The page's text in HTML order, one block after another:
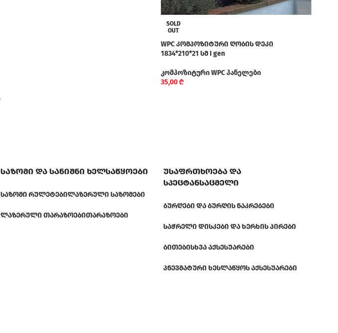
SOLD
OUT
WPC კომპოზიტური ღობის დეკი
1834*210*21 სმ I gen
კომპოზიტური WPC პანელები
35,00₾
საზომი და სანიშნი ხელსაწყოები
ᲡᲐᲖᲝᲛᲘ ᲠᲣᲚᲔᲢᲔᲑᲘᲚᲐᲖᲔᲠᲣᲚᲘ ᲡᲐᲖᲝᲛᲔᲑᲘ
ᲚᲐᲖᲔᲠᲣᲚᲘ ᲗᲐᲠᲐᲖᲝᲔᲑᲘᲗᲐᲠᲐᲖᲝᲔᲑᲘ
უსაფრთხოება და
სპეცტანსაცმელი
ᲑᲣᲠᲦᲔᲑᲘ ᲓᲐ ᲑᲣᲠᲦᲘᲡ ᲜᲐᲙᲠᲔᲑᲔᲑᲘ
ᲡᲐᲭᲠᲔᲚᲘ ᲓᲘᲡᲙᲔᲑᲘ ᲓᲐ ᲮᲔᲠᲮᲘᲡ ᲞᲘᲠᲔᲑᲘ
ᲑᲘᲗᲔᲑᲘᲡᲮᲕᲐ ᲐᲥᲡᲔᲡᲣᲐᲠᲔᲑᲘ
ᲞᲜᲔᲕᲛᲐᲢᲣᲠᲘ ᲮᲔᲡᲚᲐᲬᲧᲝᲡ ᲐᲥᲡᲔᲡᲣᲐᲠᲔᲑᲘ